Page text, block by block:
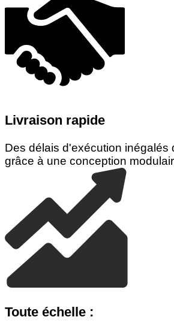
Livraison rapide
Des délais d'exécution inégalés
grâce à une conception
Toute échelle :